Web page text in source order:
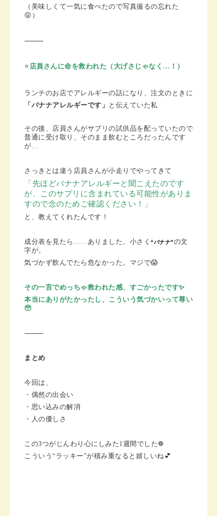
（美味しくて一気に食べたので写真撮るの忘れた
😝）
⸻
⭐️ 店員さんに命を救われた（大げさじゃなく…！）
ランチのお店でアレルギーの話になり、注文のときに
「バナナアレルギーです」 と伝えていた私
その後、店員さんがサプリの試供品を配っていたので
普通に受け取り、そのまま飲むところだったんです
が…
さっきとは違う店員さんが小走りでやってきて
「先ほどバナナアレルギーと聞こえたのです
が、このサプリに含まれている可能性がありま
すので念のためご確認ください！」
と、教えてくれたんです！
成分表を見たら……ありました、小さく “バナナ”の文
字が。
気づかず飲んでたら危なかった。マジで😱
その一言でめっちゃ救われた感、すごかったです✨
本当にありがたかったし、こういう気づかいって尊い
🥹
⸻
まとめ
今回は、
・偶然の出会い
・思い込みの解消
・人の優しさ
この3つがじんわり心にしみた1週間でした❁︎
こういう“ラッキー”が積み重なると嬉しいね💕